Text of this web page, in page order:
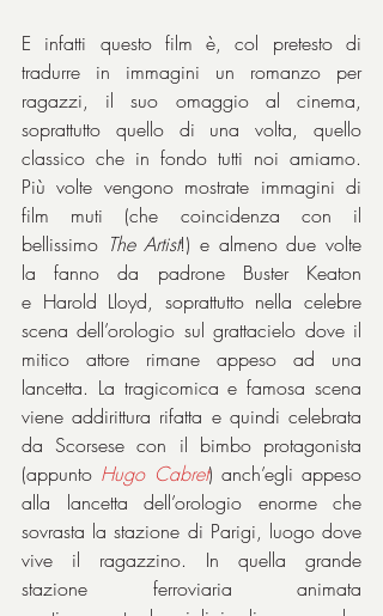
E infatti questo film è, col pretesto di
tradurre in immagini un romanzo per
ragazzi, il suo omaggio al cinema,
soprattutto quello di una volta, quello
classico che in fondo tutti noi amiamo.
Più volte vengono mostrate immagini di
film muti (che coincidenza con il
bellissimo The Artist!) e almeno due volte
la fanno da padrone Buster Keaton
e Harold Lloyd, soprattutto nella celebre
scena dell’orologio sul grattacielo dove il
mitico attore rimane appeso ad una
lancetta. La tragicomica e famosa scena
viene addirittura rifatta e quindi celebrata
da Scorsese con il bimbo protagonista
(appunto Hugo Cabret) anch’egli appeso
alla lancetta dell’orologio enorme che
sovrasta la stazione di Parigi, luogo dove
vive il ragazzino. In quella grande
stazione ferroviaria animata